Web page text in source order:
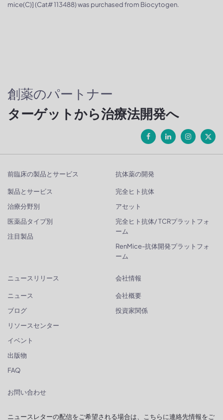
mice(C)] (Cat# 113488) was purchased from Biocytogen.
創薬のパートナー
ターゲットから治療法開発へ
前臨床の製品とサービス
製品とサービス
治療分野別
医薬品タイプ別
注目製品
抗体薬の開発
完全ヒト抗体
アセット
完全ヒト抗体/ TCRプラットフォ
ーム
RenMice-抗体開発プラットフォ
ーム
ニュースリリース
ニュース
ブログ
リソースセンター
イベント
出版物
FAQ
会社情報
会社概要
投資家関係
お問い合わせ
ニュースレターの配信をご希望される場合は、こちらに連絡先情報をご